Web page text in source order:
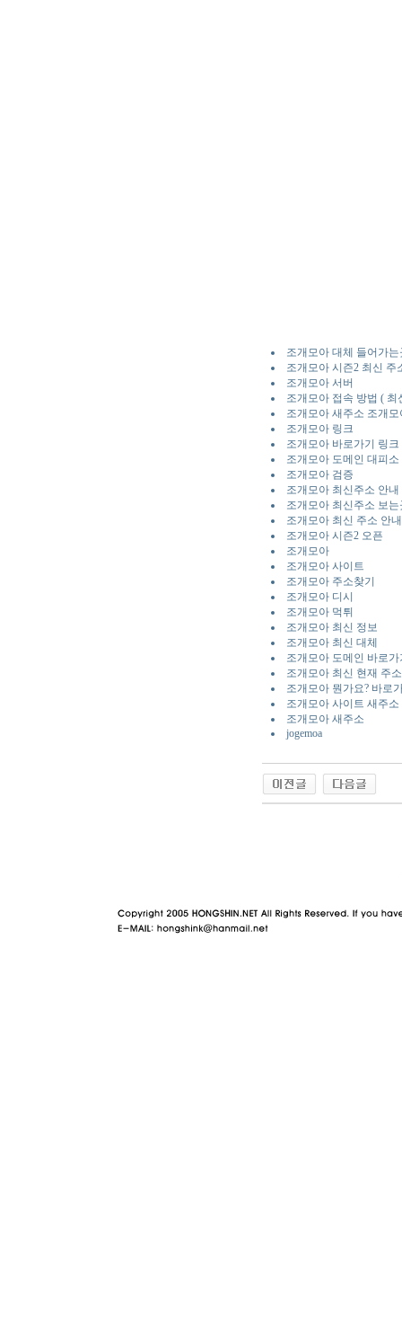
조개모아 대체 들어가는
조개모아 시즌2 최신 주
조개모아 서버
조개모아 접속 방법 ( 최
조개모아 새주소 조개
조개모아 링크
조개모아 바로가기 링크
조개모아 도메인 대피소
조개모아 검증
조개모아 최신주소 안내
조개모아 최신주소 보는
조개모아 최신 주소 안
조개모아 시즌2 오픈
조개모아
조개모아 사이트
조개모아 주소찾기
조개모아 디시
조개모아 먹튀
조개모아 최신 정보
조개모아 최신 대체
조개모아 도메인 바로가
조개모아 최신 현재 주소
조개모아 뭔가요? 바로
조개모아 사이트 새주소
조개모아 새주소
jogemoa